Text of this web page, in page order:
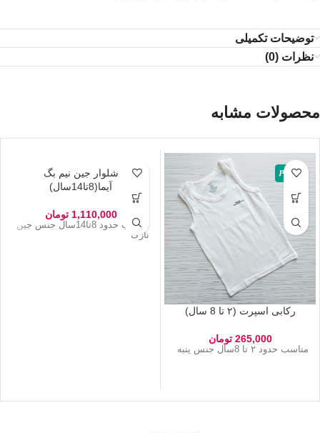
توضیحات تکمیلی
نظرات (0)
محصولات مشابه
رکابی اسپرت (۲ تا 8 سال)
265,000 تومان
مناسب حدود ۲ تا 8سال جنس پنبه
شلوار جین نیم بگ
آیما(8تا14سال)
1,110,000 تومان
مناسب حدود 8تا14سال جنس جین
نازک